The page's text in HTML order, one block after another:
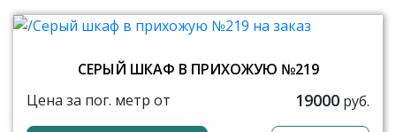
СЕРЫЙ ШКАФ В ПРИХОЖУЮ №219
Цена за пог. метр от
19000 руб.